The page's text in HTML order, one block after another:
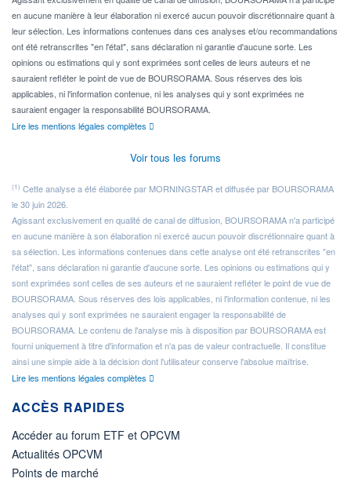
en aucune manière à leur élaboration ni exercé aucun pouvoir discrétionnaire quant à
leur sélection. Les informations contenues dans ces analyses et/ou recommandations
ont été retranscrites "en l'état", sans déclaration ni garantie d'aucune sorte. Les
opinions ou estimations qui y sont exprimées sont celles de leurs auteurs et ne
sauraient refléter le point de vue de BOURSORAMA. Sous réserves des lois
applicables, ni l'information contenue, ni les analyses qui y sont exprimées ne
sauraient engager la responsabilité BOURSORAMA.
Lire les mentions légales complètes
Voir tous les forums
(1) Cette analyse a été élaborée par MORNINGSTAR et diffusée par BOURSORAMA
le 30 juin 2026.
Agissant exclusivement en qualité de canal de diffusion, BOURSORAMA n'a participé
en aucune manière à son élaboration ni exercé aucun pouvoir discrétionnaire quant à
sa sélection. Les informations contenues dans cette analyse ont été retranscrites "en
l'état", sans déclaration ni garantie d'aucune sorte. Les opinions ou estimations qui y
sont exprimées sont celles de ses auteurs et ne sauraient refléter le point de vue de
BOURSORAMA. Sous réserves des lois applicables, ni l'information contenue, ni les
analyses qui y sont exprimées ne sauraient engager la responsabilité de
BOURSORAMA. Le contenu de l'analyse mis à disposition par BOURSORAMA est
fourni uniquement à titre d'information et n'a pas de valeur contractuelle. Il constitue
ainsi une simple aide à la décision dont l'utilisateur conserve l'absolue maîtrise.
Lire les mentions légales complètes
ACCÈS RAPIDES
Accéder au forum ETF et OPCVM
Actualités OPCVM
Points de marché